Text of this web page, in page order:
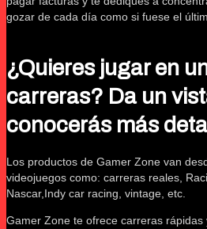
gozar de cada día como si fuese el
¿Quieres jugar en
carreras? Da un
conocerás más
Los productos de Gamer Zone van
videojuegos como: carreras reales,
Nascar,Indy car racing, vintage, etc.
Gamer Zone te ofrece carreras